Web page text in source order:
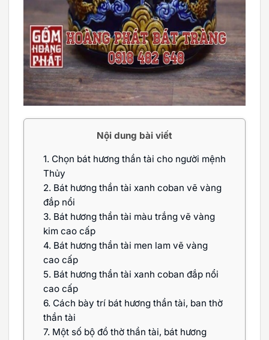
Nội dung bài viết
1. Chọn bát hương thần tài cho người mệnh
Thủy
2. Bát hương thần tài xanh coban vẽ vàng
đắp nổi
3. Bát hương thần tài màu trắng vẽ vàng
kim cao cấp
4. Bát hương thần tài men lam vẽ vàng
cao cấp
5. Bát hương thần tài xanh coban đắp nổi
cao cấp
6. Cách bày trí bát hương thần tài, ban thờ
thần tài
7. Một số bộ đồ thờ thần tài, bát hương